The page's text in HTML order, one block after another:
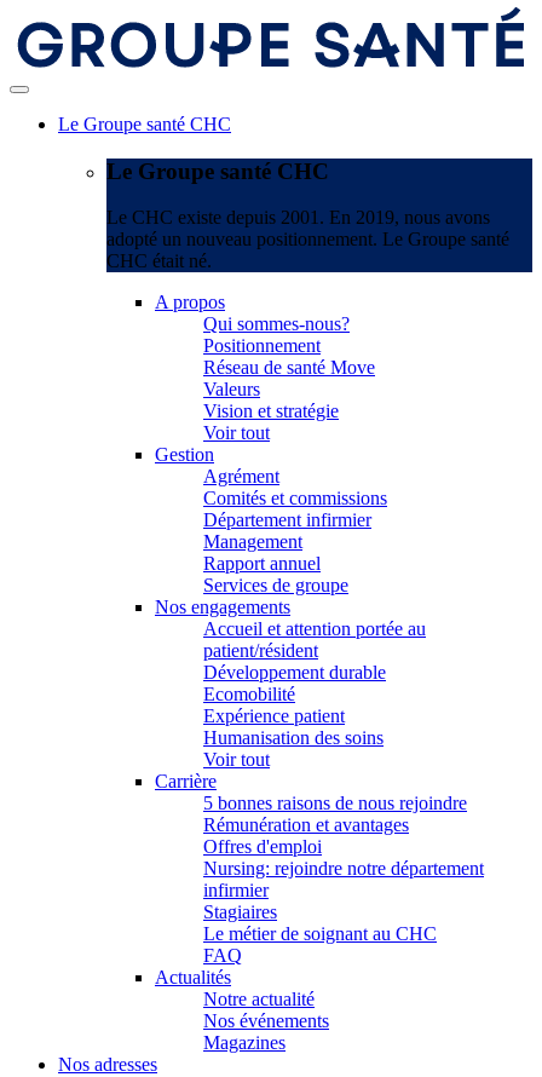
Le Groupe santé CHC
Le Groupe santé CHC
Le CHC existe depuis 2001. En 2019, nous avons
adopté un nouveau positionnement. Le Groupe santé
CHC était né.
A propos
Qui sommes-nous?
Positionnement
Réseau de santé Move
Valeurs
Vision et stratégie
Voir tout
Gestion
Agrément
Comités et commissions
Département infirmier
Management
Rapport annuel
Services de groupe
Nos engagements
Accueil et attention portée au
patient/résident
Développement durable
Ecomobilité
Expérience patient
Humanisation des soins
Voir tout
Carrière
5 bonnes raisons de nous rejoindre
Rémunération et avantages
Offres d'emploi
Nursing: rejoindre notre département
infirmier
Stagiaires
Le métier de soignant au CHC
FAQ
Actualités
Notre actualité
Nos événements
Magazines
Nos adresses